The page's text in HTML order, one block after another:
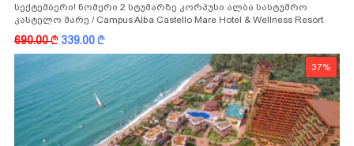
სექტემბერი! ნომერი 2 სტუმარზე კორპუსი ალბა სასტუმრო
კასტელო მარე / Campus Alba Castello Mare Hotel & Wellness Resort
-სგან!
690.00k 339.00k
37%